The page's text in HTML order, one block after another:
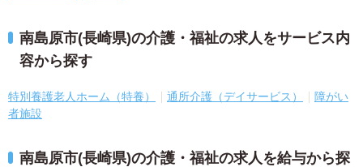
南島原市(長崎県)の介護・福祉の求人をサービス内
容から探す
特別養護老人ホーム（特養） 通所介護（デイサービス）
障がい
者施設
南島原市(長崎県)の介護・福祉の求人を給与から探